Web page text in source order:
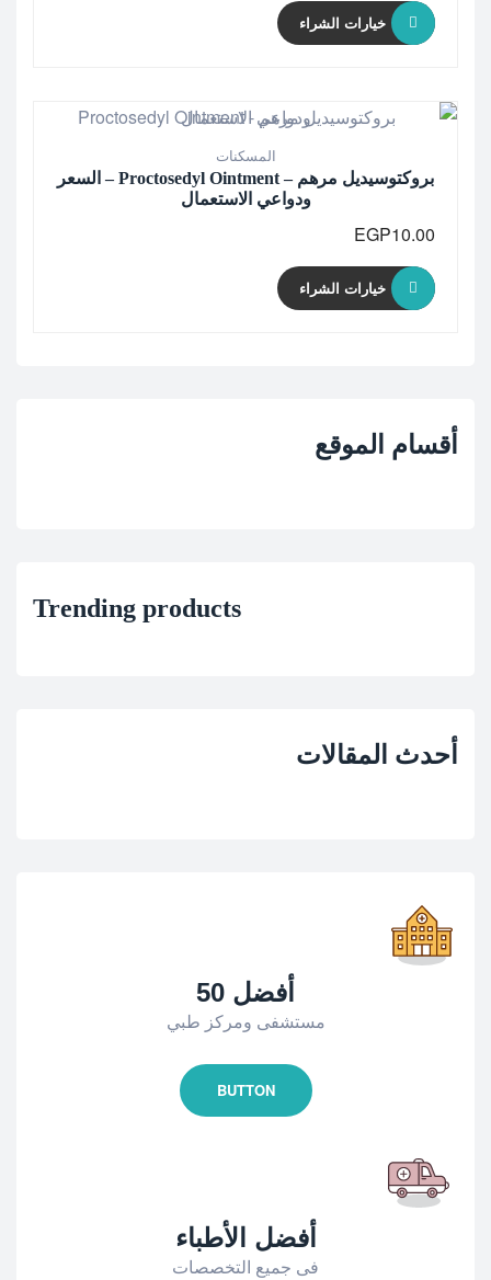
خيارات الشراء
المسكنات
بروكتوسيديل مرهم – Proctosedyl Ointment – السعر
ودواعي الاستعمال
EGP10.00
خيارات الشراء
أقسام الموقع
Trending products
أحدث المقالات
أفضل 50
مستشفى ومركز طبي
BUTTON
أفضل الأطباء
فى جميع التخصصات